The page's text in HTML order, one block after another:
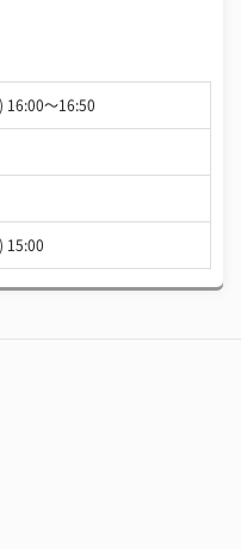
16:00〜16:50
15:00